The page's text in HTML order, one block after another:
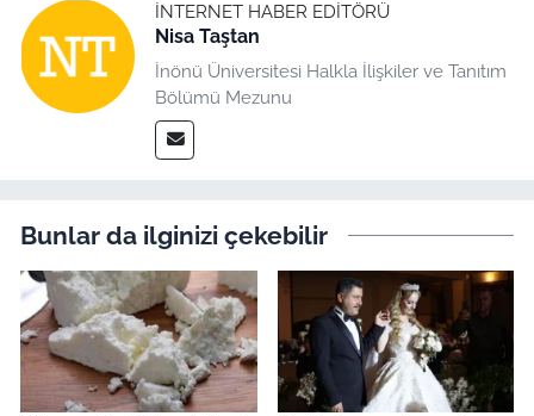
İNTERNET HABER EDITÖRÜ
Nisa Taştan
İnönü Üniversitesi Halkla İlişkiler ve Tanıtım
Bölümü Mezunu
Bunlar da ilginizi çekebilir